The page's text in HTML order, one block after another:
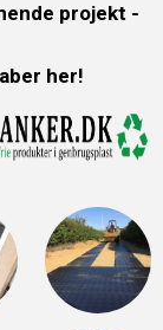
projekt -
her!